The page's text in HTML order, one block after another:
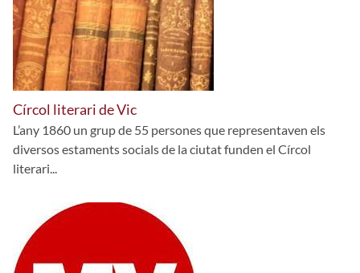
Círcol literari de Vic
L’any 1860 un grup de 55 persones que representaven els
diversos estaments socials de la ciutat funden el Círcol
literari...